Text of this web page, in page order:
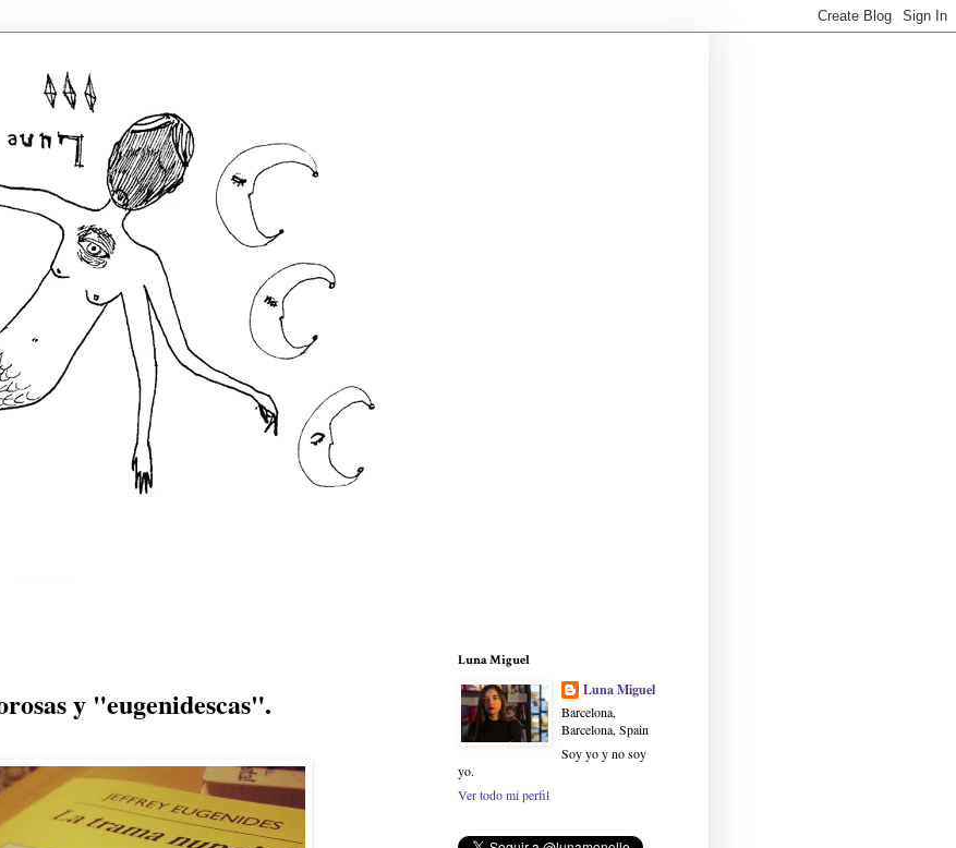
y "eugenidescas".
Luna Miguel
Luna Miguel
Barcelona,
Barcelona, Spain
Soy yo y no soy
yo.
Ver todo mi perfil